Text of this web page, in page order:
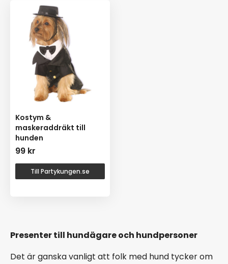
Kostym &
maskeraddräkt till
hunden
99 kr
Till Partykungen.se
Presenter till hundägare och hundpersoner
Det är ganska vanligt att folk med hund tycker om